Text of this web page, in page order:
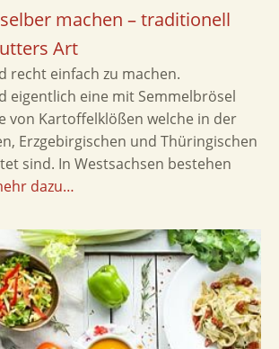
machen – traditionell
Art
recht einfach zu machen.
eigentlich eine mit Semmelbrösel
von Kartoffelklößen welche in der
Erzgebirgischen und Thüringischen
sind. In Westsachsen bestehen
dazu…